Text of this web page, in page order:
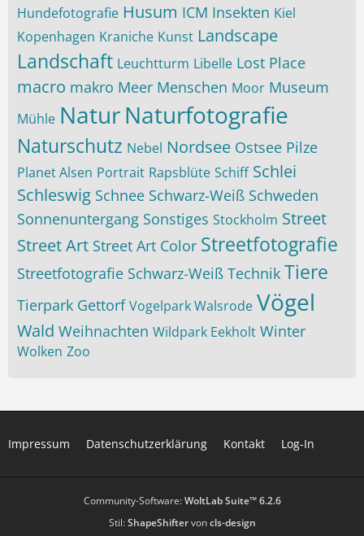
Hundefotografie Husum ICM Insekten Kiel
Kopenhagen Kraniche Kunst Landscape
Landschaft Leuchtturm Libelle Lost Place
macro makro Meer Menschen Moor Museum
Mühle NaturNaturfotografie
Naturschutz Nebel Nordsee Ostsee Pilze
Planet Alsen Portrait Rapsblüte Schiff Schlei
Schleswig Schnee Schwarz-Weiß Schweden
Sonnenuntergang Sonstiges Stockholm Street
Street Art Street Art Color Streetfotografie
Streetfotografie Schwarz-Weiß Technik Tiere
Tierpark Gettorf Vogelpark Walsrode Vögel
Wald Weihnachten Wildpark Eekholt Winter
Wolken Zoo
Impressum Datenschutzerklärung Kontakt Log-In
Community-Software:WoltLab Suite™ 6.2.6
Stil:ShapeShiftervoncls-design